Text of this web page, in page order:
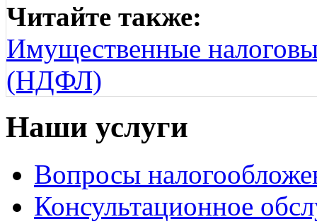
Читайте также:
Имущественные
(НДФЛ)
Наши услуги
Вопросы
Консультационное